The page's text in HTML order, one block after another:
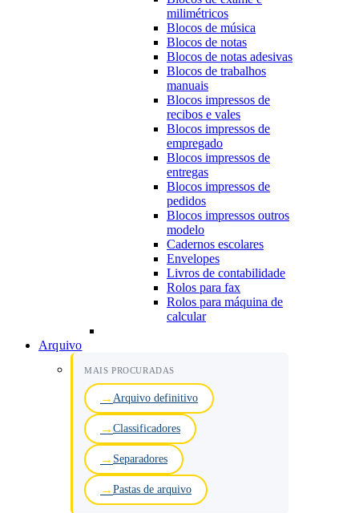
milimétricos
Blocos de música
Blocos de notas
Blocos de notas adesivas
Blocos de trabalhos
manuais
Blocos impressos de
recibos e vales
Blocos impressos de
empregado
Blocos impressos de
entregas
Blocos impressos de
pedidos
Blocos impressos outros
modelo
Cadernos escolares
Envelopes
Livros de contabilidade
Rolos para fax
Rolos para máquina de
calcular
Arquivo
MAIS PROCURADAS
Arquivo definitivo
Classificadores
Separadores
Pastas de arquivo